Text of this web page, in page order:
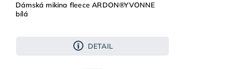
Dámská mikina fleece ARDON®YVONNE
bílá
DETAIL